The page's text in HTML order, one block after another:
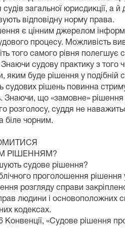
загальної юрисдикції, а й
відповідну норму права.
є цінним джерелом
процесу. Можливість
того самого рівня полегшує
судову практику з того
яким буде рішення у подібній
судових рішень повинна
Знаючи, що «замовне»
розголосу, суддя не
біле чорним.
РІШЕННЯМ?
судове рішення?
проголошення рішення
розгляду справи
людини і основоположних
кодексах.
Конвенції, «Судове рішення